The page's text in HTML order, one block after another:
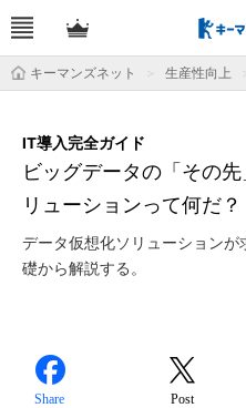
キーマンズネット 生産性向上
ビッグデータの「その
リューションって何だ？
IT導入完全ガイド
データ仮想化ソリューション
礎から解説する。
Share Post